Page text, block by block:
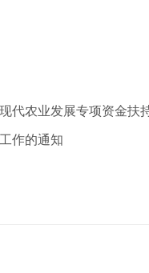
代农业发展专项资金扶
作的通知